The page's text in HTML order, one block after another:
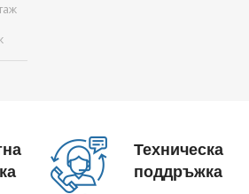
Техническа
поддръжка